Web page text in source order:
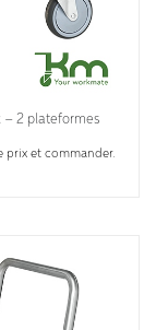
– 2 plateformes
prix et commander.